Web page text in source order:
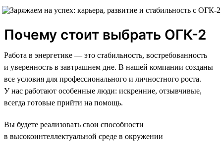
Почему стоит выбрать ОГК-2
Работа в энергетике — это стабильность, востребованность
и уверенность в завтрашнем дне. В нашей компании созданы
все условия для профессионального и личностного роста.
У нас работают особенные люди: искренние, отзывчивые,
всегда готовые прийти на помощь.
Вы будете реализовать свои способности
в высокоинтеллектуальной среде в окружении